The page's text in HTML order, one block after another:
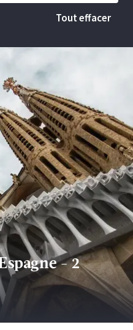
Tout effacer
-2